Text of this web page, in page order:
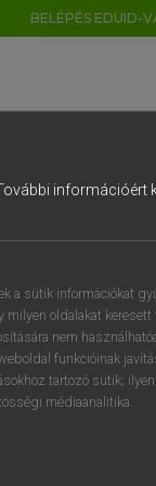
BELÉPÉS EDUID-
információért
a sütik információkat
oldalakat keresett
nem
funkcióinak
tartozó sütik;
médiaanalitika.
8 9
u i
k l é
m , .